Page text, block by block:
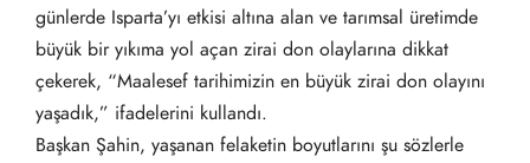
günlerde Isparta’yı etkisi altına alan ve tarımsal üretimde
büyük bir yıkıma yol açan zirai don olaylarına dikkat
çekerek, “Maalesef tarihimizin en büyük zirai don olayını
yaşadık,” ifadelerini kullandı.
Başkan Şahin, yaşanan felaketin boyutlarını şu sözlerle